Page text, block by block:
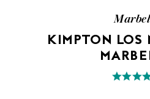
KIMPTON LOS